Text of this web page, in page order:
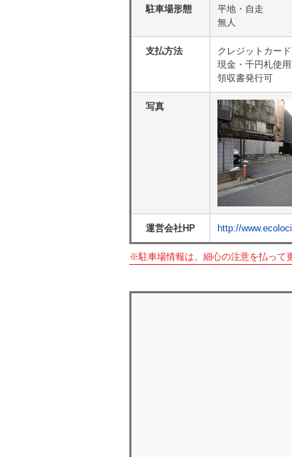
駐車場形態
平地・自走
無人
支払方法
クレジットカー
現金・千円札使
領収書発行可
写真
運営会社HP http://
※駐車場情報は、細心の注意を払って